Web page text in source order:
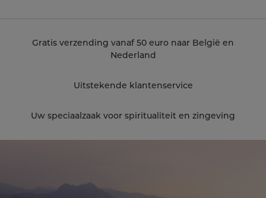
Gratis verzending vanaf 50 euro naar België en
Nederland
Uitstekende klantenservice
Uw speciaalzaak voor spiritualiteit en zingeving